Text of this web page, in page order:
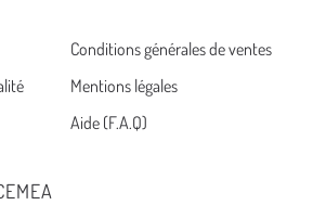
Conditions générales de ventes
Mentions légales
Aide (F.A.Q)